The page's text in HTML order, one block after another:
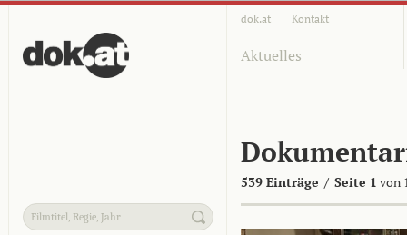
dok.at Kontakt
Aktuelles
539 Einträge / Seite 1 von